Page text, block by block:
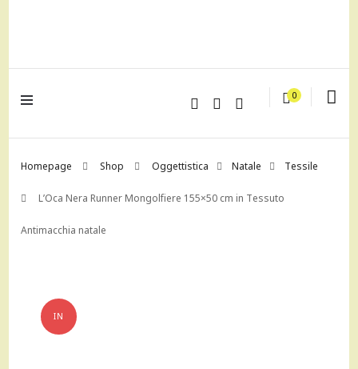
0
Homepage Shop Oggettistica Natale Tessile
L’Oca Nera Runner Mongolfiere 155×50 cm in Tessuto
Antimacchia natale
IN